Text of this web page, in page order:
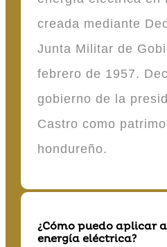
creada mediante
Junta Militar de
febrero de 1957.
gobierno de la
Castro como
hondureño.
¿Cómo puedo aplicar
energía eléctrica?